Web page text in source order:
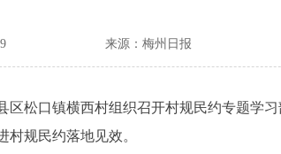
来源：梅州日报
松口镇横西村组织召开村规民约专题学习
村规民约落地见效。